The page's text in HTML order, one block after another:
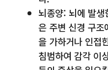
뇌종양: 뇌에 발생
은 주변 신경 구조
을 가하거나 인접
침범하여 감각 이